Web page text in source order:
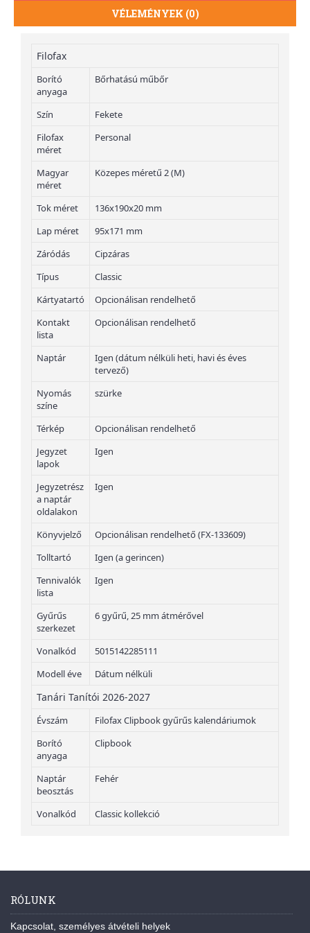
VÉLEMÉNYEK (0)
Filofax
Borító
anyaga
Bőrhatású műbőr
Szín
Fekete
Filofax
méret
Personal
Magyar
méret
Közepes méretű 2 (M)
Tok méret
136x190x20 mm
Lap méret
95x171 mm
Záródás
Cipzáras
Típus
Classic
Kártyatartó
Opcionálisan rendelhető
Kontakt
lista
Opcionálisan rendelhető
Naptár
Igen (dátum nélküli heti, havi és éves
tervező)
Nyomás
színe
szürke
Térkép
Opcionálisan rendelhető
Jegyzet
lapok
Igen
Jegyzetrész
a naptár
oldalakon
Igen
Könyvjelző
Opcionálisan rendelhető (FX-133609)
Tolltartó
Igen (a gerincen)
Tennivalók
lista
Igen
Gyűrűs
szerkezet
6 gyűrű, 25 mm átmérővel
Vonalkód
5015142285111
Modell éve
Dátum nélküli
Tanári Tanítói 2026-2027
Évszám
Filofax Clipbook gyűrűs kalendáriumok
Borító
anyaga
Clipbook
Naptár
beosztás
Fehér
Vonalkód Classic kollekció
RÓLUNK
Kapcsolat, személyes átvételi helyek